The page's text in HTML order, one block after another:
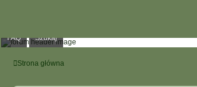
FAQ Szukaj
Strona główna